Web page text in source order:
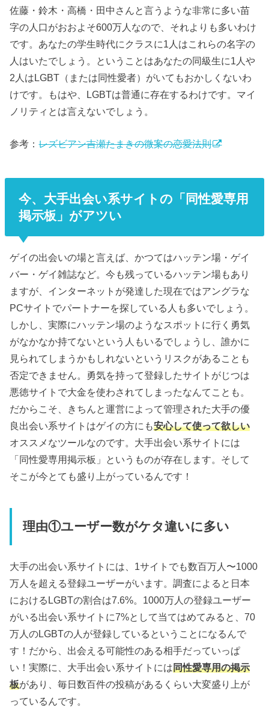
佐藤・鈴木・高橋・田中さんと言うような非常に多い苗
字の人口がおおよそ600万人なので、それよりも多いわけ
です。あなたの学生時代にクラスに1人はこれらの名字の
人はいたでしょう。ということはあなたの同級生に1人や
2人はLGBT（または同性愛者）がいてもおかしくないわ
けです。もはや、LGBTは普通に存在するわけです。マイ
ノリティとは言えないでしょう。
参考：レズビアン吉瀬たまきの微案の恋愛法則
今、大手出会い系サイトの「同性愛専用
掲示板」がアツい
ゲイの出会いの場と言えば、かつてはハッテン場・ゲイ
バー・ゲイ雑誌など。今も残っているハッテン場もあり
ますが、インターネットが発達した現在ではアングラな
PCサイトでパートナーを探している人も多いでしょう。
しかし、実際にハッテン場のようなスポットに行く勇気
がなかなか持てないという人もいるでしょうし、誰かに
見られてしまうかもしれないというリスクがあることも
否定できません。勇気を持って登録したサイトがじつは
悪徳サイトで大金を使わされてしまったなんてことも。
だからこそ、きちんと運営によって管理された大手の優
良出会い系サイトはゲイの方にも安心して使って欲しい
オススメなツールなのです。大手出会い系サイトには
「同性愛専用掲示板」というものが存在します。そして
そこが今とても盛り上がっているんです！
理由①ユーザー数がケタ違いに多い
大手の出会い系サイトには、1サイトでも数百万人〜1000
万人を超える登録ユーザーがいます。調査によると日本
におけるLGBTの割合は7.6%。1000万人の登録ユーザー
がいる出会い系サイトに7%として当てはめてみると、70
万人のLGBTの人が登録しているということになるんで
す！だから、出会える可能性のある相手だっていっぱ
い！実際に、大手出会い系サイトには同性愛専用の掲示
板があり、毎日数百件の投稿があるくらい大変盛り上が
っているんです。